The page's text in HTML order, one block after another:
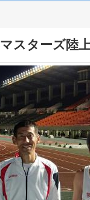
スターズ陸